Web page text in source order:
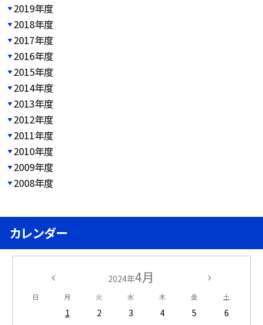
2019年度
2018年度
2017年度
2016年度
2015年度
2014年度
2013年度
2012年度
2011年度
2010年度
2009年度
2008年度
カレンダー
2024年4月
日 月 火 水 木 金 土
1 2 3 4 5
6